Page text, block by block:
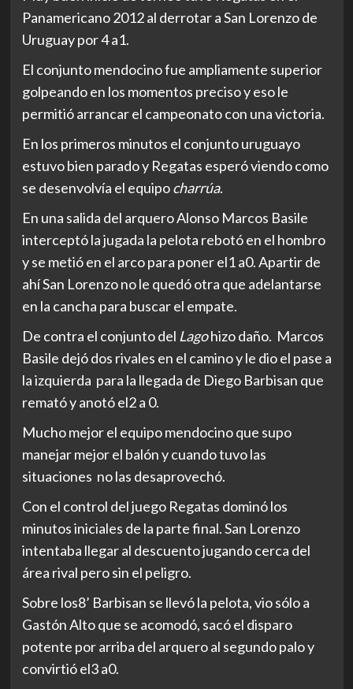
Panamericano 2012 al derrotar a San Lorenzo de
Uruguay por 4 a1.
El conjunto mendocino fue ampliamente superior
golpeando en los momentos preciso y eso le
permitió arrancar el campeonato con una victoria.
En los primeros minutos el conjunto uruguayo
estuvo bien parado y Regatas esperó viendo como
se desenvolvía el equipocharrúa.
En una salida del arquero Alonso Marcos Basile
interceptó la jugada la pelota rebotó en el hombro
y se metió en el arco para poner el1 a0. Apartir de
ahí San Lorenzo no le quedó otra que adelantarse
en la cancha para buscar el empate.
De contra el conjunto del Lagohizo daño. Marcos
Basile dejó dos rivales en el camino y le dio el pase a
la izquierda para la llegada de Diego Barbisan que
remató y anotó el2 a 0.
Mucho mejor el equipo mendocino que supo
manejar mejor el balón y cuando tuvo las
situaciones no las desaprovechó.
Con el control del juego Regatas dominó los
minutos iniciales de la parte final. San Lorenzo
intentaba llegar al descuento jugando cerca del
área rival pero sin el peligro.
Sobre los8’ Barbisan se llevó la pelota, vio sólo a
Gastón Alto que se acomodó, sacó el disparo
potente por arriba del arquero al segundo palo y
convirtió el3 a0.